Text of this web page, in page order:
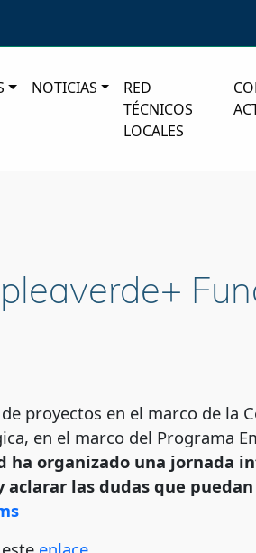
NOTICIAS
RED
TÉCNICOS
LOCALES
proyectos en el marco de la
en el marco del Programa
ha organizado una jornada
las dudas que